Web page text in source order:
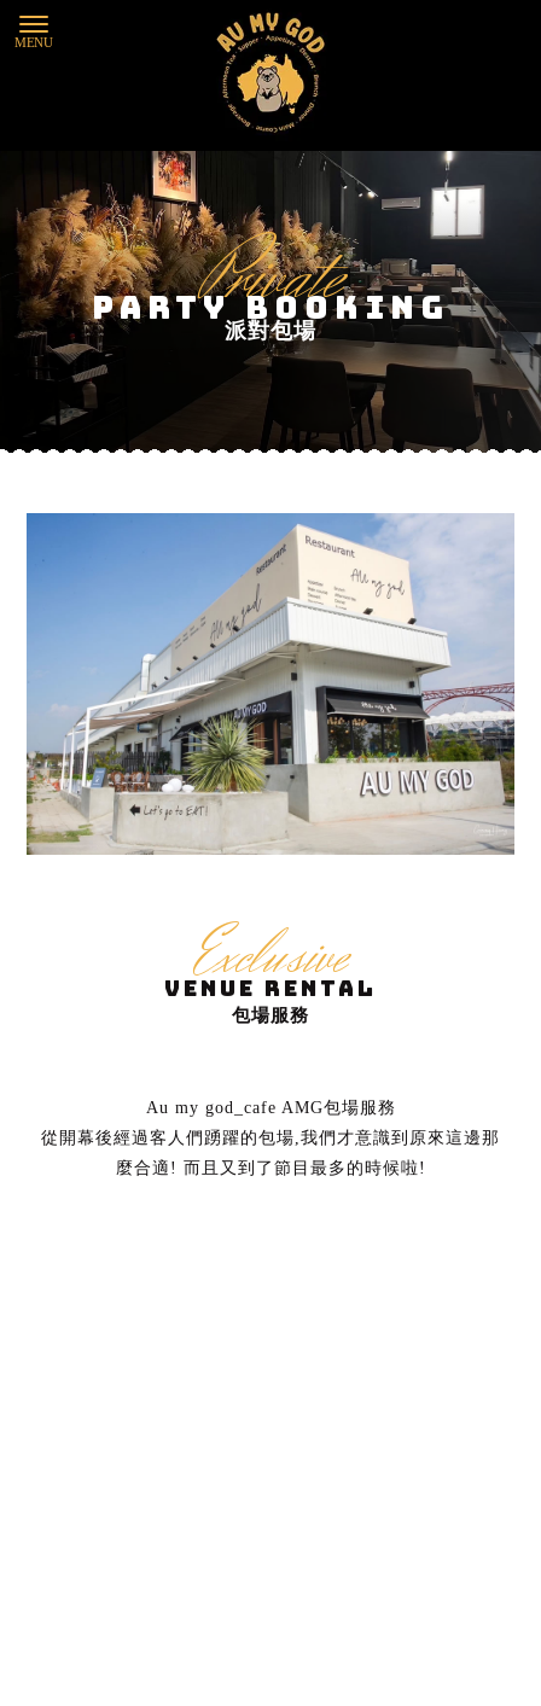
Private
Party Booking
派對包場
Exclusive
Venue Rental
包場服務
Au my god_cafe AMG包場服務
從開幕後經過客人們踴躍的包場,我們才意識到原來這邊那
麼合適! 而且又到了節目最多的時候啦!